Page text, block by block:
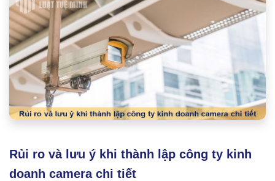
Rủi ro và lưu ý khi thành lập công ty kinh
doanh camera chi tiết